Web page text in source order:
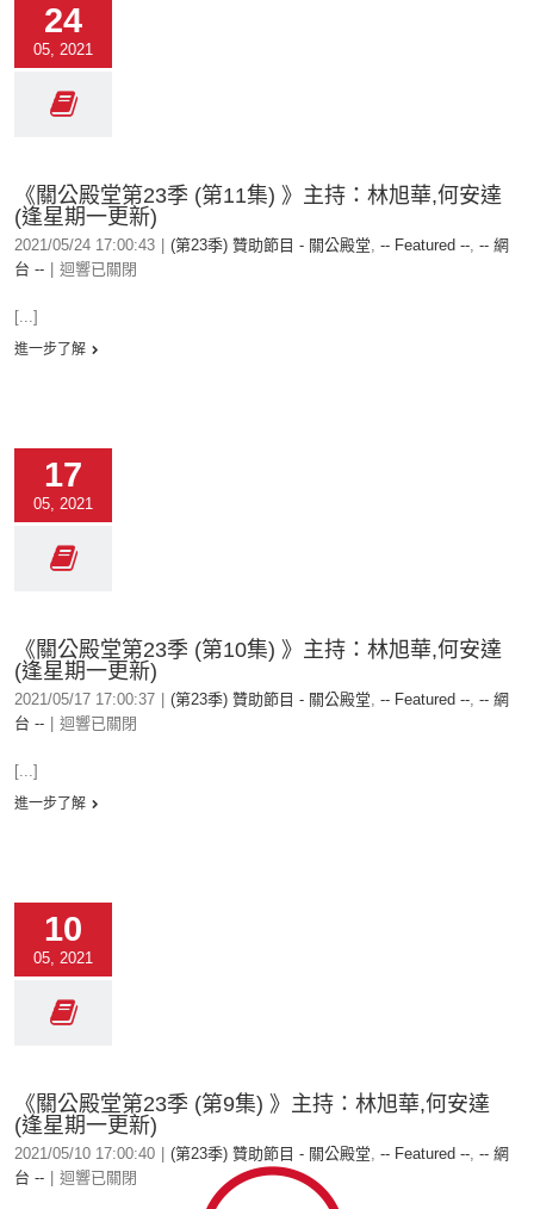
24
05, 2021
《關公殿堂第23季 (第11集) 》主持：林旭華,何安達
(逢星期一更新)
2021/05/24 17:00:43 (第23季) 贊助節目 - 關公殿堂, -- Featured --, -- 網
台 --
迴響已關閉
[...]
進一步了解
17
05, 2021
《關公殿堂第23季 (第10集) 》主持：林旭華,何安達
(逢星期一更新)
2021/05/17 17:00:37 (第23季) 贊助節目 - 關公殿堂, -- Featured --, -- 網
台 --
迴響已關閉
[...]
進一步了解
10
05, 2021
《關公殿堂第23季 (第9集) 》主持：林旭華,何安達
(逢星期一更新)
2021/05/10 17:00:40 (第23季) 贊助節目 - 關公殿堂, -- Featured --, -- 網
台 --
迴響已關閉